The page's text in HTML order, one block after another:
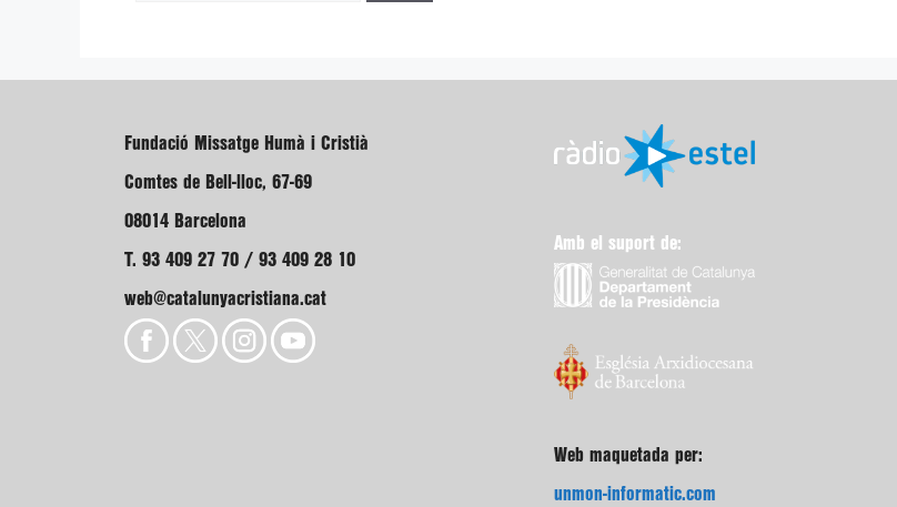
Fundació Missatge Humà i Cristià
Comtes de Bell-lloc, 67-69
08014 Barcelona
T. 93 409 27 70 / 93 409 28 10
web@catalunyacristiana.cat
Amb el suport de:
Web maquetada per:
unmon-informatic.com